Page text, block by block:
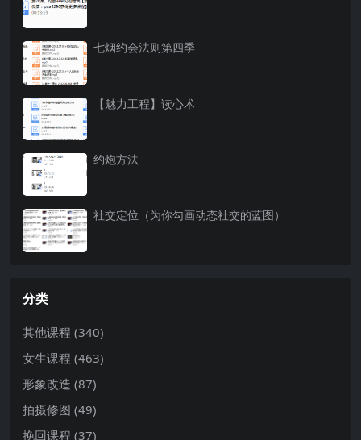
七烟约会法则第四季
【魅力工程】读心术
约炮方法
社交定位（为你勾画动态社交的蓝图）
分类
其他课程 (340)
女生课程 (463)
形象改造 (87)
拍摄修图 (49)
挽回课程 (37)